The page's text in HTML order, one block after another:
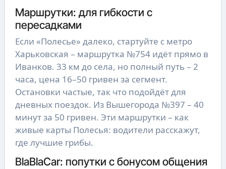
Маршрутки: для гибкости с
пересадками
Если «Полесье» далеко, стартуйте с метро
Харьковская – маршрутка №754 идёт прямо в
Иванков. 33 км до села, но полный путь – 2
часа, цена 16–50 гривен за сегмент.
Остановки частые, так что подойдёт для
дневных поездок. Из Вышегорода №397 – 40
минут за 50 гривен. Эти маршрутки – как
живые карты Полесья: водители расскажут,
где лучшие грибы.
BlaBlaCar: попутки с бонусом общения